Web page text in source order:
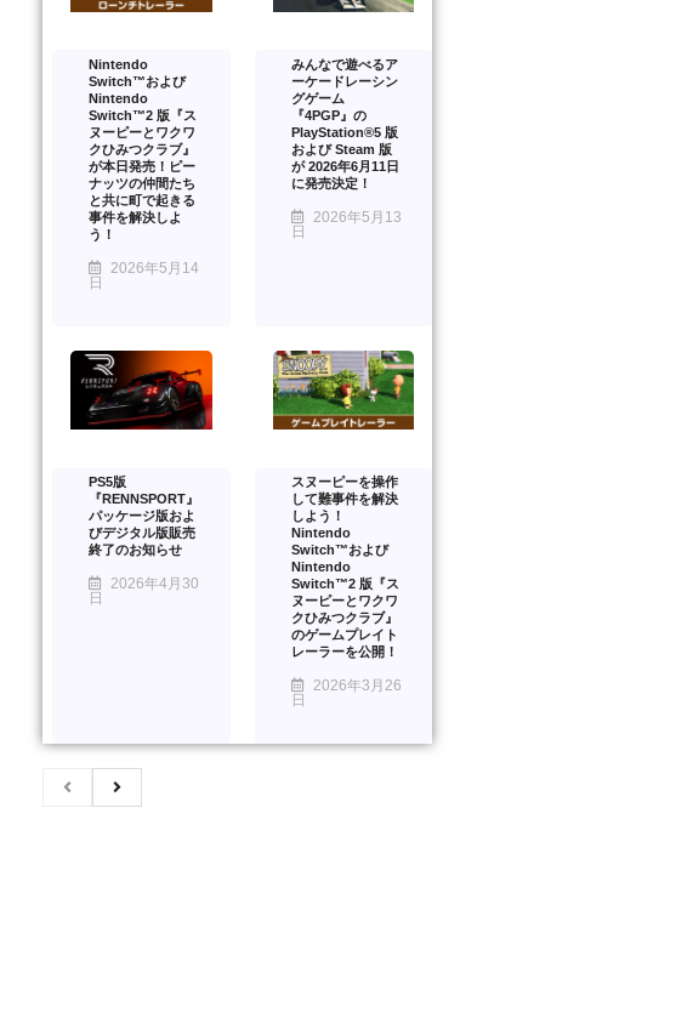
Nintendo
Switch™および
Nintendo
Switch™2 版『ス
ヌーピーとワクワ
クひみつクラブ』
が本日発売！ピー
ナッツの仲間たち
と共に町で起きる
事件を解決しよ
う！
2026年5月14
日
みんなで遊べるア
ーケードレーシン
グゲーム
『4PGP』の
PlayStation®5 版
および Steam 版
が 2026年6月11日
に発売決定！
2026年5月13
日
PS5版
『RENNSPORT』
パッケージ版およ
びデジタル版販売
終了のお知らせ
2026年4月30
日
スヌーピーを操作
して難事件を解決
しよう！
Nintendo
Switch™および
Nintendo
Switch™2 版『ス
ヌーピーとワクワ
クひみつクラブ』
のゲームプレイト
レーラーを公開！
2026年3月26
日